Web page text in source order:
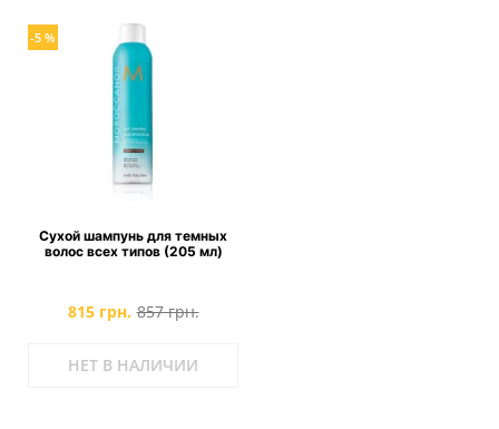
-5 %
Сухой шампунь для темных
волос всех типов (205 мл)
815 грн. 857 грн.
НЕТ В НАЛИЧИИ